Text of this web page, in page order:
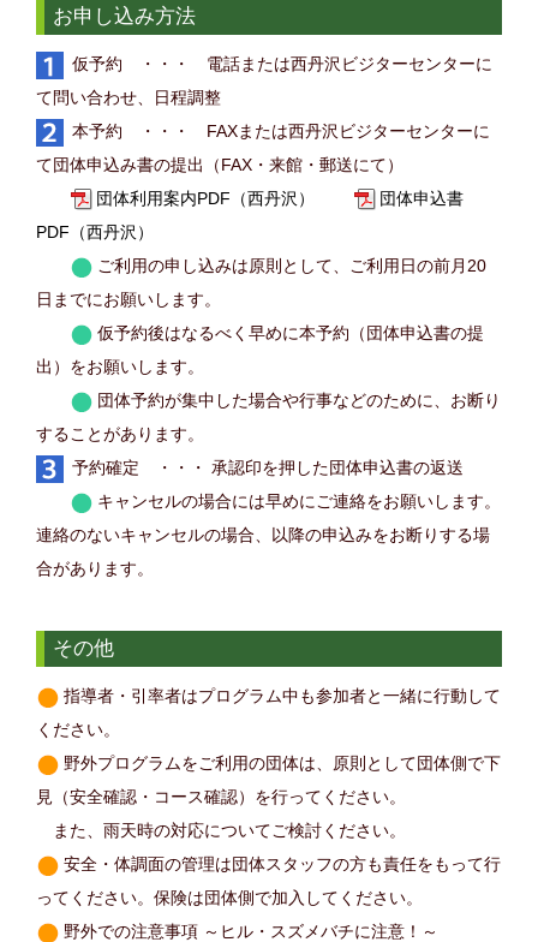
お申し込み方法
仮予約 ・・・ 電話または西丹沢ビジターセンターに
て問い合わせ、日程調整
本予約 ・・・ FAXまたは西丹沢ビジターセンターに
て団体申込み書の提出（FAX・来館・郵送にて）
団体利用案内PDF（西丹沢）
団体申込書
PDF（西丹沢）
ご利用の申し込みは原則として、ご利用日の前月20
日までにお願いします。
仮予約後はなるべく早めに本予約（団体申込書の提
出）をお願いします。
団体予約が集中した場合や行事などのために、お断り
することがあります。
予約確定 ・・・ 承認印を押した団体申込書の返送
キャンセルの場合には早めにご連絡をお願いします。
連絡のないキャンセルの場合、以降の申込みをお断りする場
合があります。
その他
指導者・引率者はプログラム中も参加者と一緒に行動して
ください。
野外プログラムをご利用の団体は、原則として団体側で下
見（安全確認・コース確認）を行ってください。
また、雨天時の対応についてご検討ください。
安全・体調面の管理は団体スタッフの方も責任をもって行
ってください。保険は団体側で加入してください。
野外での注意事項 ～ヒル・スズメバチに注意！～